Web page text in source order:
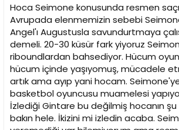
Hoca Seimone konusunda resmen
Avrupada elenmemizin sebebi
Angel'ı Augustusla savundurtmaya
demeli. 20-30 küsür fark yiyoruz
riboundlardan bahsediyor. Hücum
hücum içinde yaşıyomuş, mücadele
artık ama ayıp yani hocam. Seimone'ye
basketbol oyuncusu muamelesi
İzlediği Gintare bu değilmiş hocanın şu
bakın hele. İkizini mi izledin acaba.